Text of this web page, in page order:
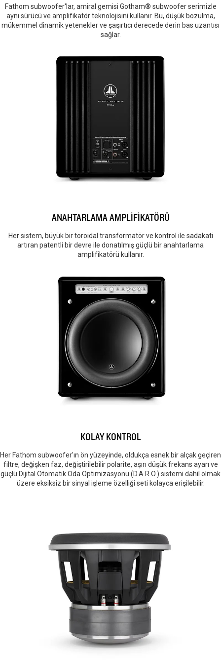
Fathom subwoofer'lar, amiral gemisi Gotham® subwoofer serimizle
aynı sürücü ve amplifikatör teknolojisini kullanır. Bu, düşük bozulma,
mükemmel dinamik yetenekler ve şaşırtıcı derecede derin bas uzantısı
sağlar.
ANAHTARLAMA AMPLİFİKATÖRÜ
Her sistem, büyük bir toroidal transformatör ve kontrol ile sadakati
artıran patentli bir devre ile donatılmış güçlü bir anahtarlama
amplifikatörü kullanır.
KOLAY KONTROL
Her Fathom subwoofer'ın ön yüzeyinde, oldukça esnek bir alçak geçiren
filtre, değişken faz, değiştirilebilir polarite, aşırı düşük frekans ayarı ve
güçlü Dijital Otomatik Oda Optimizasyonu (D.A.R.O.) sistemi dahil olmak
üzere eksiksiz bir sinyal işleme özelliği seti kolayca erişilebilir.